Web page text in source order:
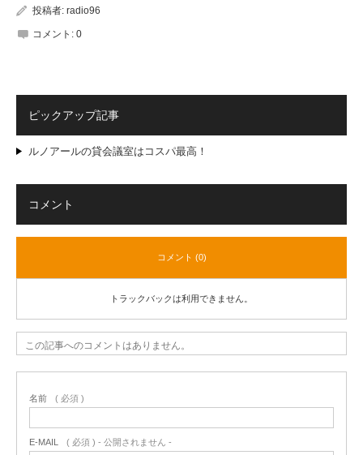
投稿者: radio96
コメント: 0
ピックアップ記事
ルノアールの貸会議室はコスパ最高！
コメント
コメント (0)
トラックバックは利用できません。
この記事へのコメントはありません。
名前 ( 必須 )
E-MAIL ( 必須 ) - 公開されません -